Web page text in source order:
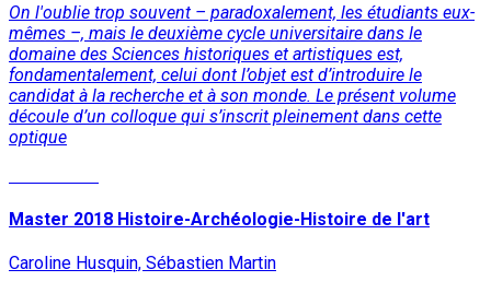
On l'oublie trop souvent – paradoxalement, les étudiants eux-
mêmes –, mais le deuxième cycle universitaire dans le
domaine des Sciences historiques et artistiques est,
fondamentalement, celui dont l’objet est d’introduire le
candidat à la recherche et à son monde. Le présent volume
découle d’un colloque qui s’inscrit pleinement dans cette
optique
Master 2018 Histoire-Archéologie-Histoire de l'art
Caroline Husquin, Sébastien Martin